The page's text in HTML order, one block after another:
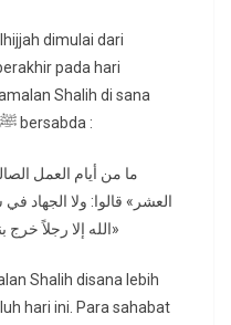
dimulai dari
pada hari
Shalih di sana
memiliki keutamaan, Rasulullah ﷺ bersabda :
العشر» قالوا: ولا الجهاد
الله إلا رجلاً خرج بنفسه وماله فلم يرجع من ذلك بشيء»
Shalih disana lebih
hari ini. Para sahabat